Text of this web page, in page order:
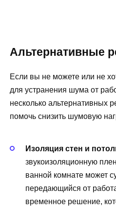
Альтернативные
Если вы не можете или не
для устранения шума от
несколько альтернативных
помочь снизить шумовую
Изоляция стен и
звукоизоляционную
ванной комнате может
передающийся от
временное решение,